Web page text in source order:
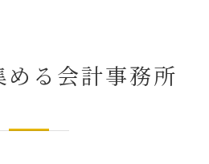
る会計事務所